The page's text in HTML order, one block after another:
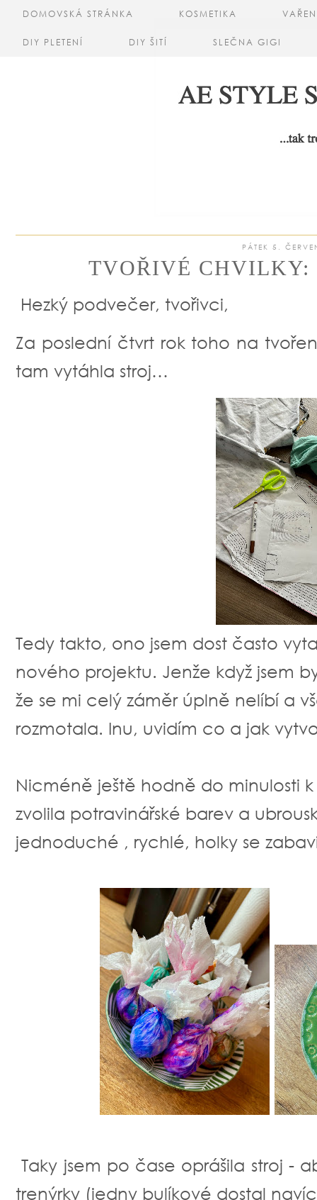
DOMOVSKÁ STRÁNKA KOSMETIKA
DIY PLETENÍ DIY ŠITÍ SLEČNA GIGI
PÁTEK 5.
TVOŘIVÉ CHVILKY:
Hezký podvečer, tvořivci,
Za poslední čtvrt rok toho na
tam vytáhla stroj…
Tedy takto, ono jsem dost často
nového projektu. Jenže když jsem
že se mi celý záměr úplně nelíbí a
rozmotala. Inu, uvidím co a jak
Nicméně ještě hodně do minulosti
zvolila potravinářské barev a
jednoduché , rychlé, holky se
Taky jsem po čase oprášila stroj -
trenýrky (jedny bulíkové dostal